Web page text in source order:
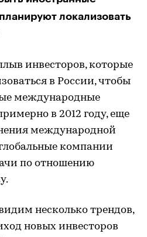
локализовать
инвесторов, которые
в России, чтобы
международные
в 2012 году, еще
международной
компании
по отношению
несколько трендов,
новых инвесторов